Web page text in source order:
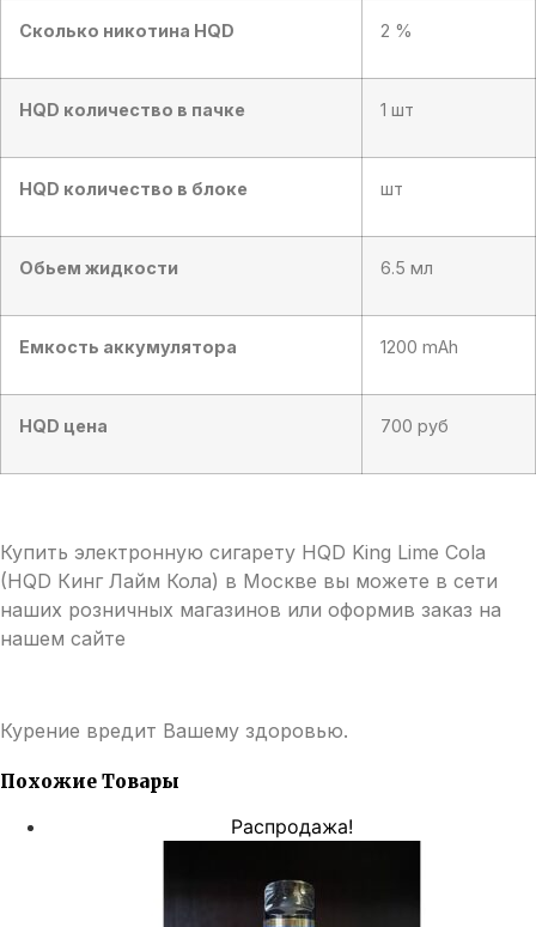
Сколько никотина HQD 2 %
HQD количество в пачке 1 шт
HQD количество в блоке шт
Обьем жидкости 6.5 мл
Емкость аккумулятора 1200 mAh
HQD цена 700 руб
Купить электронную сигарету HQD King Lime Cola
(HQD Кинг Лайм Кола) в Москве вы можете в сети
наших розничных магазинов или оформив заказ на
нашем сайте
Курение вредит Вашему здоровью.
Похожие Товары
Распродажа!